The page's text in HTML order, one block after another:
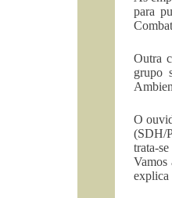
para
Outra
grupo
O
(SDH/
trata-
Vamos
explica